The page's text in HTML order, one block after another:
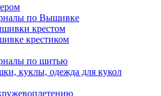
по Вышивке
крестом
крестиком
по шитью
куклы, одежда для кукол